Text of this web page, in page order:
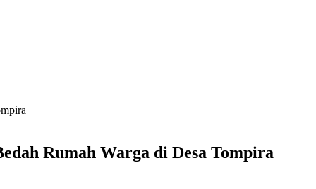
Rumah Warga di Desa Tompira